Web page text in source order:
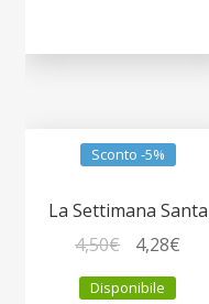
Sconto -5%
La Settimana Santa
4,50€
prezzo
originale
4,28€
Disponibile